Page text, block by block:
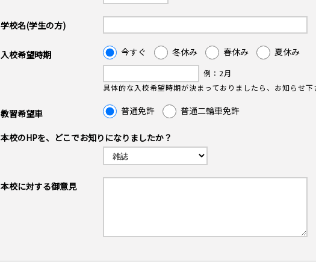
学校名(学生の方)
入校希望時期 今すぐ 冬休み 春休み 夏休み
例：2月
具体的な入校希望時期が決まっておりましたら、お知らせ下
教習希望車 普通免許 普通二輪車免許
本校のHPを、どこでお知りになりましたか？
本校に対する御意見